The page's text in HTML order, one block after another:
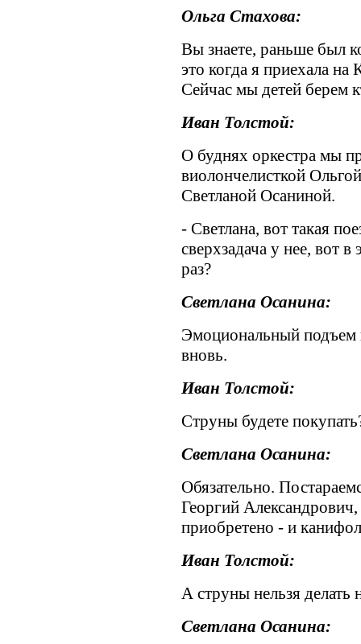
Ольга Стахова:
Вы знаете, раньше был
это когда я приехала
Сейчас мы детей берем
Иван Толстой:
О буднях оркестра мы
виолончелисткой
Светланой Осаниной.
- Светлана, вот такая
сверхзадача у нее, вот
раз?
Светлана Осанина:
Эмоциональный подъем
вновь.
Иван Толстой:
Струны будете
Светлана Осанина:
Обязательно.
Георгий
приобретено - и
Иван Толстой:
А струны нельзя делать
Светлана Осанина: